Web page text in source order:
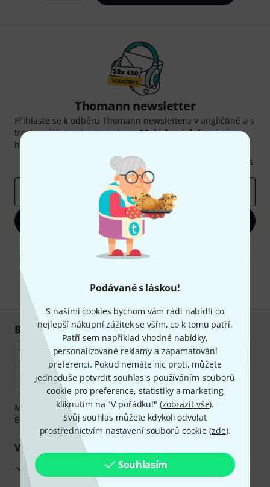
Podávané s láskou!
S našimi cookies bychom vám rádi nabídli co
nejlepší nákupní zážitek se vším, co k tomu patří.
Patří sem například vhodné nabídky,
personalizované reklamy a zapamatování
preferencí. Pokud nemáte nic proti, můžete
jednoduše potvrdit souhlas s používáním souborů
cookie pro preference, statistiky a marketing
kliknutím na "V pořádku!" (zobrazit vše).
Svůj souhlas můžete kdykoli odvolat
prostřednictvím nastavení souborů cookie (zde).
Souhlasím
Thomann newsletter
Přihlaste se k odběru Thomann newsletteru v angličtině a s
trochou štěstí vyhrajte jeden z50 dárkových kupónův
hodnotě
Inspirativní příspěvky
Nabídky Thomann Insights
Zaregistrujte se
Kliknutím na "Zaregistrujte se" souhlasíte s přijímáním e-mailových
reklam a měřením chování při používání e-mailů. Odhlášení je možné
* Požadováno
Bezpečný nákup i platba
Můžete bezpečně platit těmito metodami: Dobírka,
Bankovní převod, PayPal nebo Kreditní karta.
Vaše výhody
3letá záruka firmy Thomann